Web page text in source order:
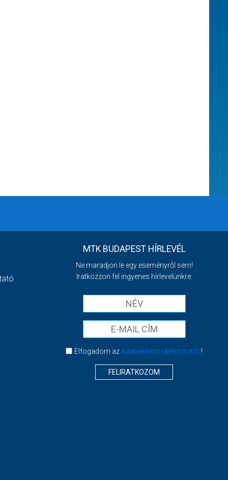
MTK BUDAPEST HÍRLEVÉL
Ne maradjon le egy eseményről sem!
Iratkozzon fel ingyenes hírlevelünkre:
Elfogadom azAdatvédelmi tájékoztatót !
FELIRATKOZOM